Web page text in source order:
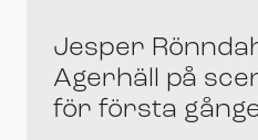
Jesper
Agerhäll på
för första